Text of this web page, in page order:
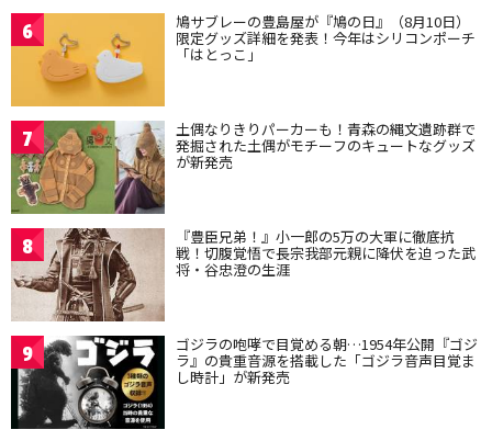
6 鳩サブレーの豊島屋が『鳩の日』（8月10日）
限定グッズ詳細を発表！今年はシリコンポーチ
「はとっこ」
7 土偶なりきりパーカーも！青森の縄文遺跡群で
発掘された土偶がモチーフのキュートなグッズ
が新発売
8 『豊臣兄弟！』小一郎の5万の大軍に徹底抗
戦！切腹覚悟で長宗我部元親に降伏を迫った武
将・谷忠澄の生涯
9 ゴジラの咆哮で目覚める朝…1954年公開『ゴジ
ラ』の貴重音源を搭載した「ゴジラ音声目覚ま
し時計」が新発売